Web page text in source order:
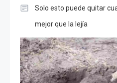
Solo esto puede quitar
mejor que la lejía